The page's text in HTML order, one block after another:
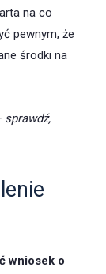
na co
pewnym, że
środki na
wniosek o